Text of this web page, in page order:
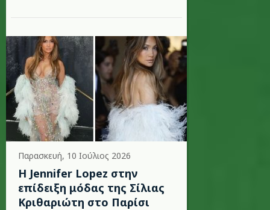
Παρασκευή, 10 Ιούλιος 2026
Η Jennifer Lopez στην
επίδειξη μόδας της Σίλιας
Κριθαριώτη στο Παρίσι